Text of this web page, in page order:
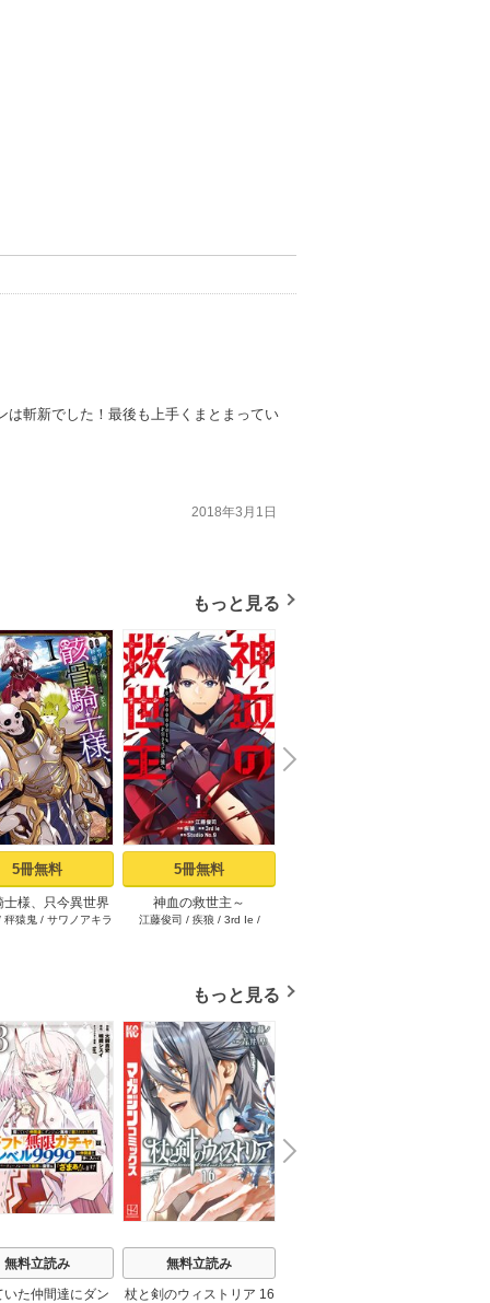
斬新でした！最後も上手くまとまってい
2018年3月1日
もっと見る
5冊無料
士様、只今異世界
お出掛け中 I
秤猿鬼 / サワノアキラ
5冊無料
神血の救世主～
0.00000001％を引き当て
江藤俊司 / 疾狼 / 3rd Ie /
N
e
x
t
もっと見る
無料立読み
いた仲間達にダン
無料立読み
杖と剣のウィストリア 16
N
e
x
t